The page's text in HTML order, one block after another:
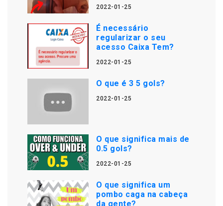
2022-01-25
É necessário
regularizar o seu
acesso Caixa Tem?
2022-01-25
O que é 3 5 gols?
2022-01-25
O que significa mais de
0.5 gols?
2022-01-25
O que significa um
pombo caga na cabeça
da gente?